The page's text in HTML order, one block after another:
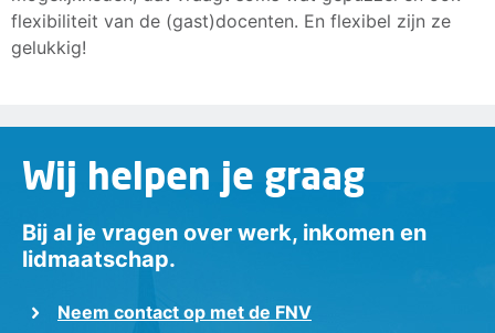
flexibiliteit van de (gast)docenten. En flexibel zijn ze
gelukkig!
Wij helpen je graag
Bij al je vragen over werk, inkomen en
lidmaatschap.
Neem contact op met de FNV